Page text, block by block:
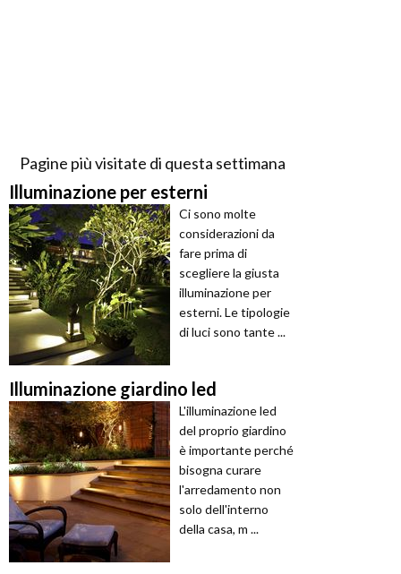
Pagine più visitate di questa settimana
Illuminazione per esterni
Ci sono molte
considerazioni da
fare prima di
scegliere la giusta
illuminazione per
esterni. Le tipologie
di luci sono tante ...
Illuminazione giardino led
L'illuminazione led
del proprio giardino
è importante perché
bisogna curare
l'arredamento non
solo dell'interno
della casa, m ...